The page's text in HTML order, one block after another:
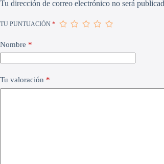
Tu dirección de correo electrónico no será
TU PUNTUACIÓN *
Nombre *
Tu valoración *